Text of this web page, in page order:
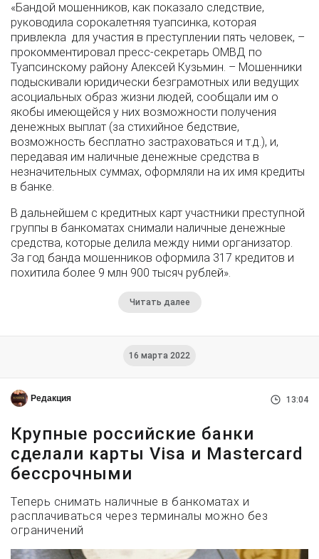
«Бандой мошенников, как показало следствие,
руководила сорокалетняя туапсинка, которая
привлекла для участия в преступлении пять человек, –
прокомментировал пресс-секретарь ОМВД по
Туапсинскому району Алексей Кузьмин. – Мошенники
подыскивали юридически безграмотных или ведущих
асоциальных образ жизни людей, сообщали им о
якобы имеющейся у них возможности получения
денежных выплат (за стихийное бедствие,
возможность бесплатно застраховаться и т.д.), и,
передавая им наличные денежные средства в
незначительных суммах, оформляли на их имя кредиты
в банке.
В дальнейшем с кредитных карт участники преступной
группы в банкоматах снимали наличные денежные
средства, которые делила между ними организатор.
За год банда мошенников оформила 317 кредитов и
похитила более 9 млн 900 тысяч рублей».
Читать далее
16 марта 2022
Редакция 13:04
Крупные российские банки
сделали карты Visa и Mastercard
бессрочными
Теперь снимать наличные в банкоматах и
расплачиваться через терминалы можно без
ограничений